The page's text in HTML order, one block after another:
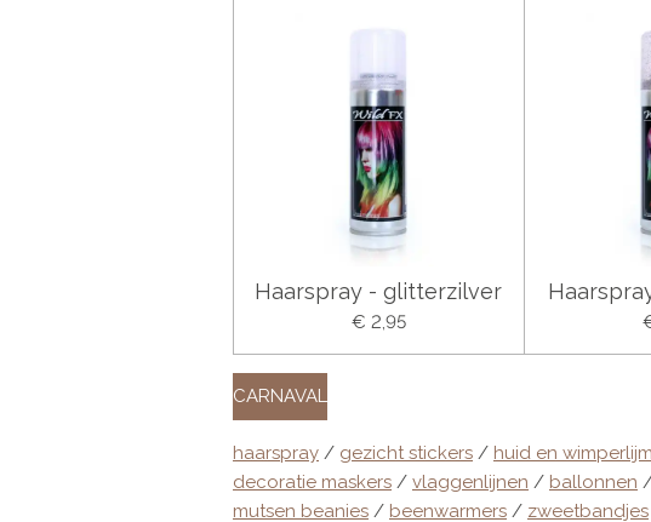
Haarspray - glitterzilver
€ 2,95
CARNAVAL
haarspray / gezicht stickers / huid en wimperlijm
decoratie maskers / vlaggenlijnen / ballonnen
mutsen beanies / beenwarmers / zweetbandjes